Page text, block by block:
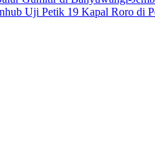
Uji Petik 19 Kapal Roro di